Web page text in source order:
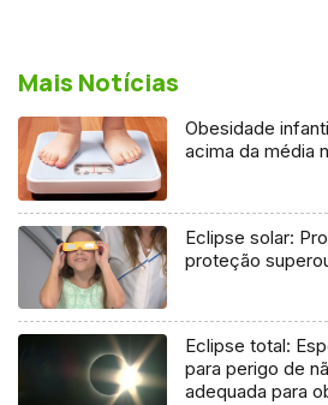
Mais Notícias
Obesidade
acima da média
Eclipse solar:
proteção
Eclipse total:
para perigo de
adequada para